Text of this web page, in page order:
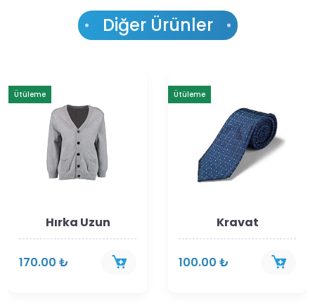
Diğer Ürünler
Ütüleme
Hırka Uzun
170.00 ₺
Ütüleme
Kravat
100.00 ₺